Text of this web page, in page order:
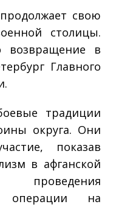
свою
столицы.
возвращение в
Главного
традиции
округа. Они
показав
в афганской
операции на